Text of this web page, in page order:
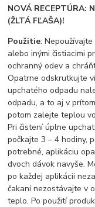
NOVÁ RECEPTÚRA:
(ŽLTÁFĽAŠA)!
Použitie:
alebo inými čistiacimi
ochranný odev a
Opatrne odskrutkujte
upchatého odpadu
odpadu, a to aj v
potom zalejte teplou
Pri čistení úplne
počkajte 3 – 4 hodiny,
potrebné, aplikáciu
dvoch dávok navyše.
po každej aplikácii
čakaní nezostávajte v
teplo. Po použití